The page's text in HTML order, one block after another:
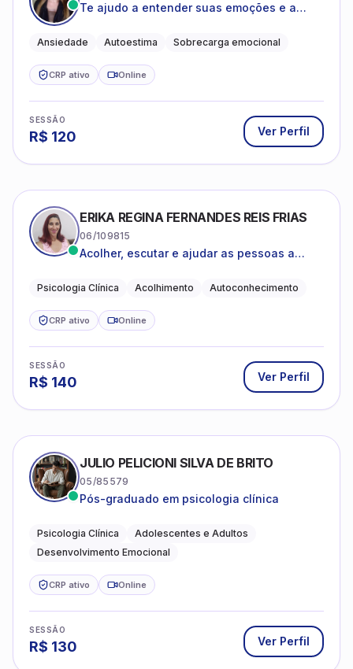
Te ajudo a entender suas emoções e a
que você está vivendo
Ansiedade Autoestima Sobrecarga emocional
CRP ativo Online
SESSÃO
R$ 120 Ver Perfil
ERIKA REGINA FERNANDES REIS FRIAS
06/109815
Acolher, escutar e ajudar as pessoas a
Psicologia Clínica Acolhimento Autoconhecimento
CRP ativo Online
SESSÃO
R$ 140 Ver Perfil
JULIO PELICIONI SILVA DE BRITO
05/85579
Pós-graduado em psicologia clínica
Psicologia Clínica
Adolescentes e Adultos
Desenvolvimento Emocional
CRP ativo Online
SESSÃO
R$ 130 Ver Perfil